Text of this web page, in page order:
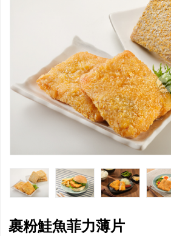
裹粉鮭魚菲力薄片